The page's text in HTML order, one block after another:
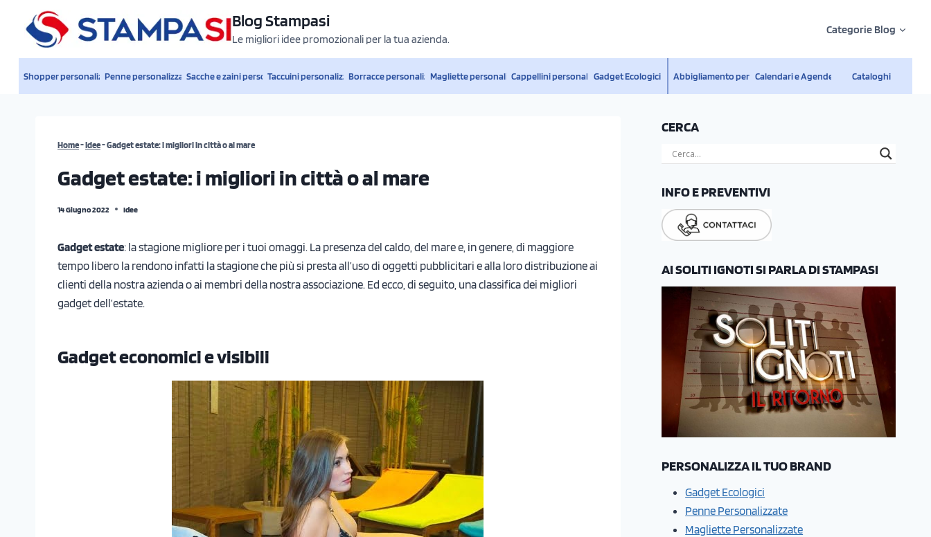
contenuto
Blog Stampasi
Le migliori idee promozionali per la tua azienda.
Categorie Blog
Shopper personalizzatePenne personalizzateSacche e zaini personalizzatiTaccuini personalizzatiBorracce personalizzateMagliette personalizzateCappellini personalizzatiGadget Ecologici Abbigliamento personalizzato
Calendari e Agende Cataloghi
Home-Idee-Gadget estate: i migliori in città o al mare
Gadget estate: i migliori in città o al mare
14 Giugno 2022 Idee
Gadget estate: la stagione migliore per i tuoi omaggi. La presenza del caldo, del mare e, in genere, di maggiore
tempo libero la rendono infatti la stagione che più si presta all’uso di oggetti pubblicitari e alla loro distribuzione ai
clienti della nostra azienda o ai membri della nostra associazione. Ed ecco, di seguito, una classifica dei migliori
gadget dell’estate.
Gadget economici e visibili
CERCA
INFO E PREVENTIVI
AI SOLITI IGNOTI SI PARLA DI STAMPASI
PERSONALIZZA IL TUO BRAND
Gadget Ecologici
Penne Personalizzate
Magliette Personalizzate